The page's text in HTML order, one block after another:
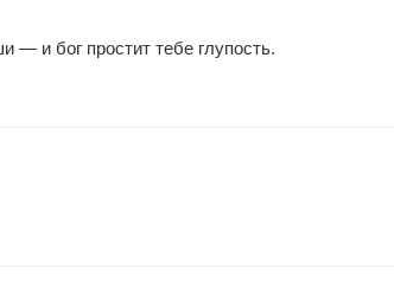
и бог простит тебе глупость.